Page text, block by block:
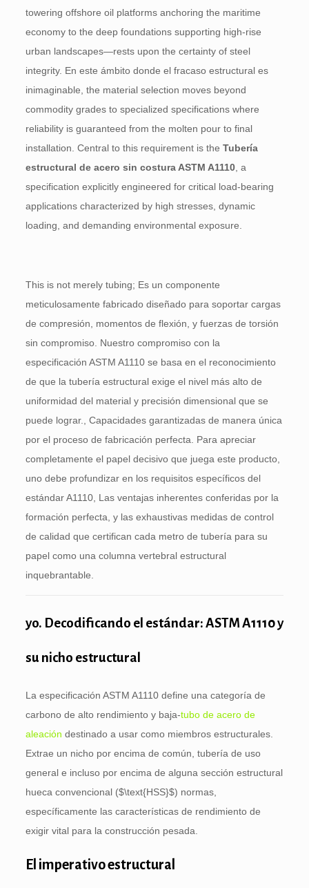
towering offshore oil platforms anchoring the maritime
economy to the deep foundations supporting high-rise
urban landscapes—rests upon the certainty of steel
integrity. En este ámbito donde el fracaso estructural es
inimaginable, the material selection moves beyond
commodity grades to specialized specifications where
reliability is guaranteed from the molten pour to final
installation Central to this requirement is the Tubería
estructural de acero sin costura ASTM A1110, a
specification explicitly engineered for critical load-bearing
applications characterized by high stresses, dynamic
loading and demanding environmental exposure
This is not merely tubing; Es un componente
meticulosamente fabricado diseñado para soportar cargas
de compresión, momentos de flexión, y fuerzas de torsión
sin compromiso. Nuestro compromiso con la
especificación ASTM A1110 se basa en el reconocimiento
de que la tubería estructural exige el nivel más alto de
uniformidad del material y precisión dimensional que se
puede lograr., Capacidades garantizadas de manera única
por el proceso de fabricación perfecta. Para apreciar
completamente el papel decisivo que juega este producto,
uno debe profundizar en los requisitos específicos del
estándar A1110, Las ventajas inherentes conferidas por la
formación perfecta, y las exhaustivas medidas de control
de calidad que certifican cada metro de tubería para su
papel como una columna vertebral estructural
inquebrantable.
yo. Decodificando el estándar: ASTM A1110 y
su nicho estructural
La especificación ASTM A1110 define una categoría de
carbono de alto rendimiento y baja-tubo de acero de
aleación destinado a usar como miembros estructurales.
Extrae un nicho por encima de común, tubería de uso
general e incluso por encima de alguna sección estructural
hueca convencional ($\text{HSS}$) normas,
específicamente las características de rendimiento de
exigir vital para la construcción pesada.
El imperativo estructural